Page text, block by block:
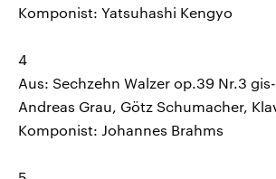
Komponist: Yatsuhashi Kengyo
4
Aus: Sechzehn Walzer op.39 Nr.3
Andreas Grau, Götz Schumacher,
Komponist: Johannes Brahms